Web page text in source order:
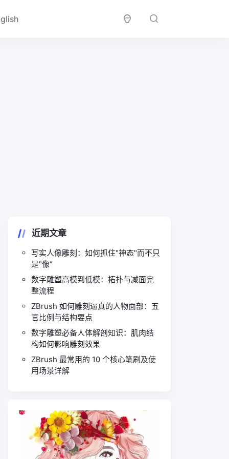
近期文章
写实人像雕刻：如何抓住"神态"而不只
是"像“
数字雕塑高模到低模：拓扑与减面完
整流程
ZBrush 如何雕刻逼真的人物面部：五
官比例与结构要点
数字雕塑必备人体解剖知识：肌肉结
构如何影响雕刻效果
ZBrush 最常用的 10 个核心笔刷及使
用场景详解